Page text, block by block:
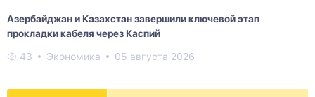
Азербайджан и Казахстан завершили ключевой этап
прокладки кабеля через Каспий
43 Экономика 05 августа 2026